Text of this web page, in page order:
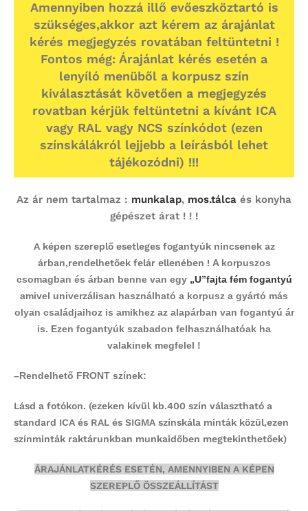
Amennyiben hozzá illő evőeszköztartó is
szükséges,akkor azt kérem az árajánlat
kérés megjegyzés rovatában feltüntetni !
Fontos még: Árajánlat kérés esetén a
lenyíló menüből a korpusz szín
kiválasztását követően a megjegyzés
rovatban kérjük feltüntetni a kívánt ICA
vagy RAL vagy NCS színkódot (ezen
színskálákról lejjebb a leírásból lehet
tájékozódni) !!!
Az ár nem tartalmaz : munkalap, mos.tálca és konyha
gépészet árat ! ! !
A képen szereplő esetleges fogantyúk nincsenek az
árban,rendelhetőek felár ellenében ! A korpuszos
csomagban és árban benne van egy „U”fajta fém fogantyú
amivel univerzálisan használható a korpusz a gyártó más
olyan családjaihoz is amikhez az alapárban van fogantyú ár
is. Ezen fogantyúk szabadon felhasználhatóak ha
valakinek megfelel !
–Rendelhető FRONT színek:
Lásd a fotókon. (ezeken kívül kb.400 szín választható a
standard ICA és RAL és SIGMA színskála minták közül,ezen
színminták raktárunkban munkaidőben megtekinthetőek)
ÁRAJÁNLATKÉRÉS ESETÉN, AMENNYIBEN A KÉPEN
SZEREPLŐ ÖSSZEÁLLÍTÁST